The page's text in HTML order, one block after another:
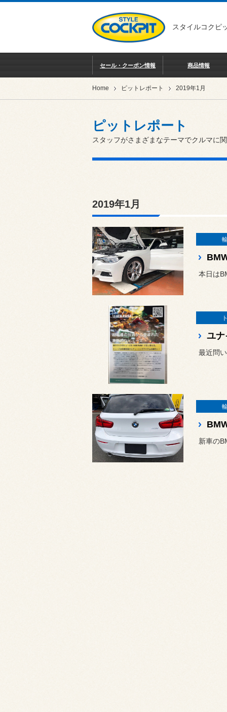
スタイルコクピ
セール・クーポン情報 商品情報
Home ピットレポート 2019年1月
ピットレポート
スタッフがさまざまなテーマでクルマに
2019年1月
本日は